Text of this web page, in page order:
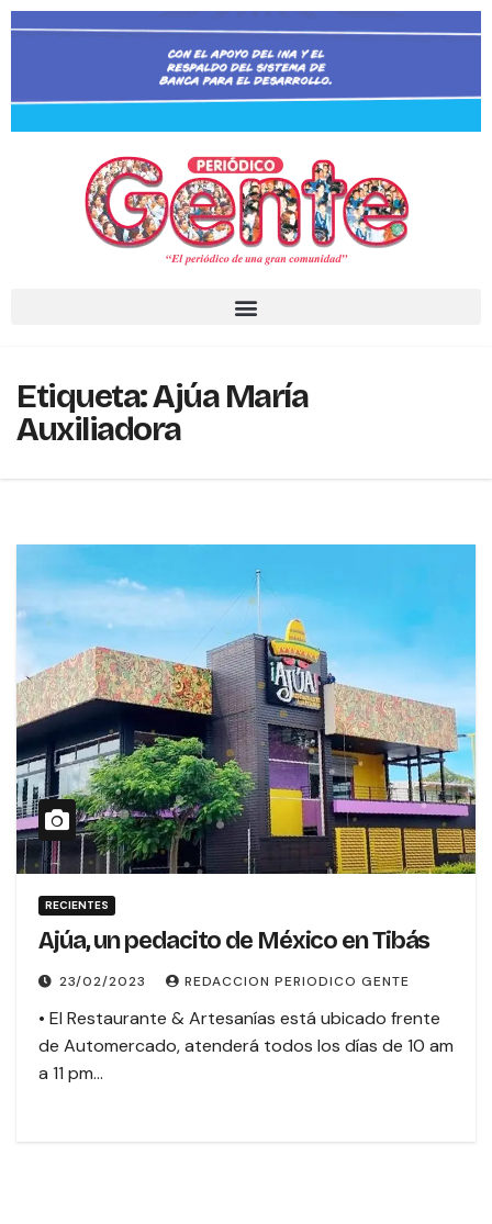
Etiqueta:Ajúa María
Auxiliadora
RECIENTES
Ajúa, un pedacito de México en Tibás
23/02/2023 REDACCION PERIODICO GENTE
• El Restaurante & Artesanías está ubicado frente
de Automercado, atenderá todos los días de 10 am
a 11 pm…